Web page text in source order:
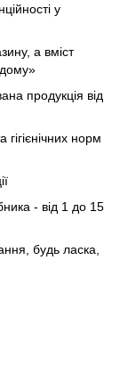
у
а вміст
продукція від
норм
- від 1 до 15
будь ласка,